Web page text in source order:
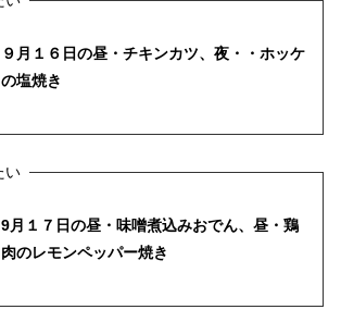
９月１６日の昼・チキンカツ、夜・・ホッケ
の塩焼き
9月１７日の昼・味噌煮込みおでん、昼・鶏
肉のレモンペッパー焼き